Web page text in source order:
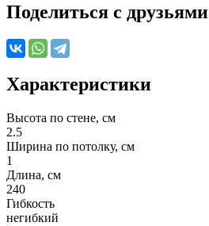
Поделиться с друзьями
Характеристики
Высота по стене, см
2.5
Ширина по потолку, см
1
Длина, см
240
Гибкость
негибкий